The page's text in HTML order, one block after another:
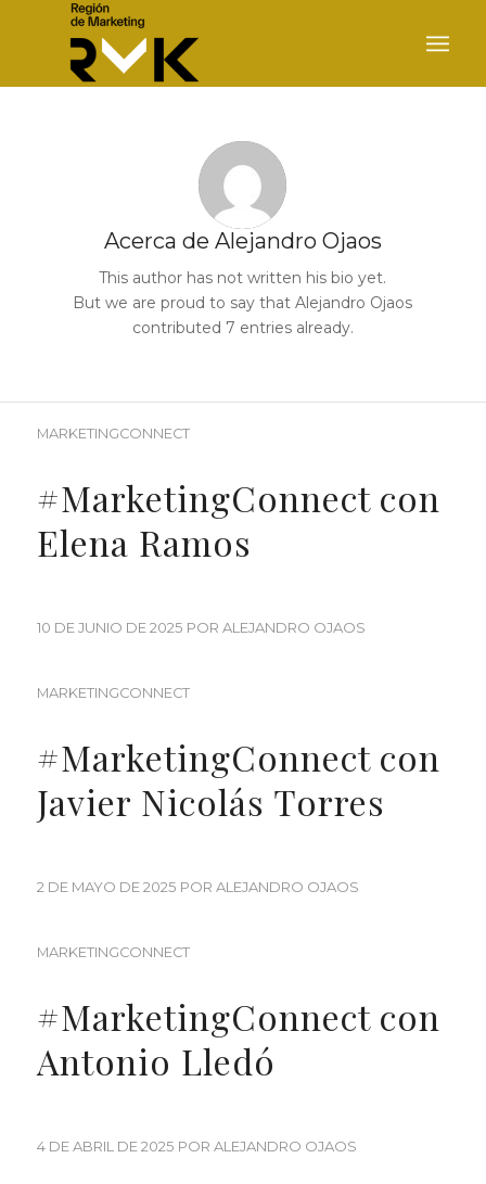
Acerca de Alejandro Ojaos
This author has not written his bio yet.
But we are proud to say thatAlejandro Ojaos
contributed 7 entries already.
MARKETINGCONNECT
#MarketingConnect con
Elena Ramos
10 DE JUNIO DE 2025 POR ALEJANDRO OJAOS
MARKETINGCONNECT
#MarketingConnect con
Javier Nicolás Torres
2 DE MAYO DE 2025 POR ALEJANDRO OJAOS
MARKETINGCONNECT
#MarketingConnect con
Antonio Lledó
4 DE ABRIL DE 2025 POR ALEJANDRO OJAOS